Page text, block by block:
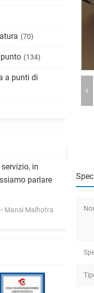
(70)
(134)
a punti di
in
parlare
Mansi Malhotra